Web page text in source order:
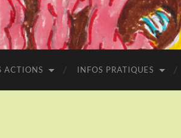
ACTIONS INFOS PRATIQUES